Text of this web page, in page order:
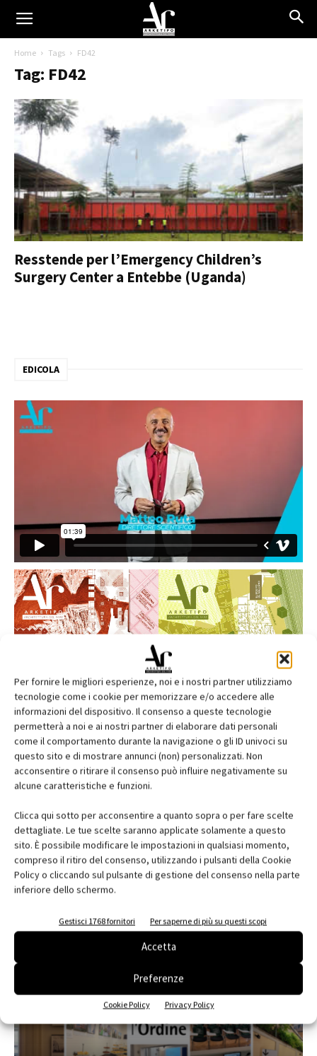
Per fornire le migliori esperienze, noi e i nostri partner utilizziamo
tecnologie come i cookie per memorizzare e/o accedere alle
informazioni del dispositivo. Il consenso a queste tecnologie
permetterà a noi e ai nostri partner di elaborare dati personali
come il comportamento durante la navigazione o gli ID univoci su
questo sito e di mostrare annunci (non) personalizzati. Non
acconsentire o ritirare il consenso può influire negativamente su
alcune caratteristiche e funzioni.
Clicca qui sotto per acconsentire a quanto sopra o per fare scelte
dettagliate. Le tue scelte saranno applicate solamente a questo
sito. È possibile modificare le impostazioni in qualsiasi momento,
compreso il ritiro del consenso, utilizzando i pulsanti della Cookie
Policy o cliccando sul pulsante di gestione del consenso nella parte
inferiore dello schermo.
Gestisci 1768 fornitori Per saperne di più su questi scopi
Accetta
Preferenze
Cookie Policy Privacy Policy
Home Tags FD42
Tag: FD42
Resstende per l’Emergency Children’s
Surgery Center a Entebbe (Uganda)
EDICOLA
Edicola web
Abbonati e regala
Iscriviti alla newsletter